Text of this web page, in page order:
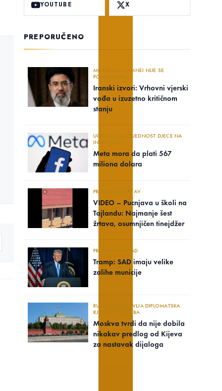
YOUTUBE X
PREPORUČENO
MODŽTABA HAMNEI NIJE SE
POJAVLJIVAO..
Iranski izvori: Vrhovni vjerski
vođa u izuzetno kritičnom
stanju
UGROZILA BEZBJEDNOST DJECE NA
INTERNETU
Meta mora da plati 567
miliona dolara
PRONAĐEN MRTAV
VIDEO – Pucnjava u školi na
Tajlandu: Najmanje šest
žrtava, osumnjičen tinejdžer
PREDSJEDNIK SAD
Tramp: SAD imaju velike
zalihe municije
RUSIJA POZDRAVLJA DIPLOMATSKA
RJEŠENJA SUKOBA
Moskva tvrdi da nije dobila
nikakav predlog od Kijeva
za nastavak dijaloga